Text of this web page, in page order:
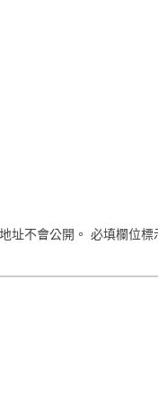
址不會公開。 必填欄位